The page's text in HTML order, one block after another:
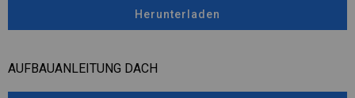
Herunterladen
AUFBAUANLEITUNG DACH